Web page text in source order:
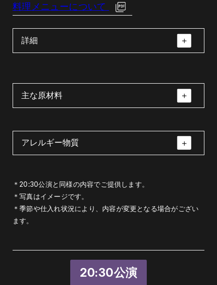
料理メニューについて
詳細
一段目 二段目
主な原材料
ハンバーグ・からあげ・ウィンナー・ブロッ
牛肉・玉葱・鶏肉・ウィンナー・ブロッコリ
アレルギー物質
えび・小麦・卵・乳・牛肉・大豆・鶏肉・り
んご・ゼラチン
＊20:30公演と同様の内容でご提供します。
＊写真はイメージです。
＊季節や仕入れ状況により、内容が変更となる場合がござい
ます。
20:30公演